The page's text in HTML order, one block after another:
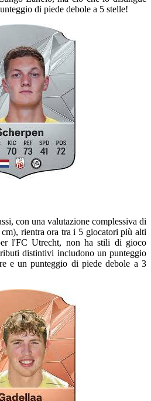
di piede debole a 5 stelle!
con una valutazione complessiva di
rientra ora tra i 5 giocatori più alti
l'FC Utrecht, non ha stili di gioco
distintivi includono un punteggio
e un punteggio di piede debole a 3